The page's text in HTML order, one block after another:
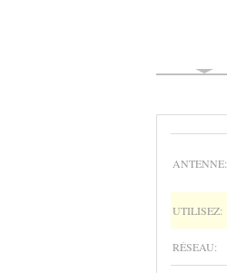
ANTENNE:
UTILISEZ:
RÉSEAU: